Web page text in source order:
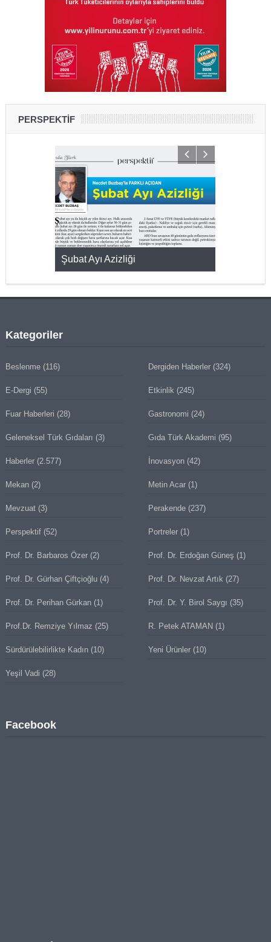
PERSPEKTİF
Şubat Ayı Azizliği
Kategoriler
Beslenme(116) Dergiden Haberler (324)
E-Dergi (55) Etkinlik (245)
Fuar Haberleri (28) Gastronomi (24)
Geleneksel Türk Gıdaları (3) Gıda Türk Akademi (95)
Haberler(2.577) İnovasyon (42)
Mekan(2) Metin Acar (1)
Mevzuat(3) Perakende (237)
Perspektif(52) Portreler (1)
Prof. Dr. Barbaros Özer(2) Prof. Dr. Erdoğan Güneş (1)
Prof. Dr. Gürhan Çiftçioğlu(4) Prof. Dr. Nevzat Artık (27)
Prof. Dr. Perihan Gürkan(1) Prof. Dr. Y. Birol Saygı (35)
Prof.Dr. Remziye Yılmaz (25) R. Petek ATAMAN (1)
Sürdürülebilirlikte Kadın(10) Yeni Ürünler (10)
Yeşil Vadi (28)
Facebook